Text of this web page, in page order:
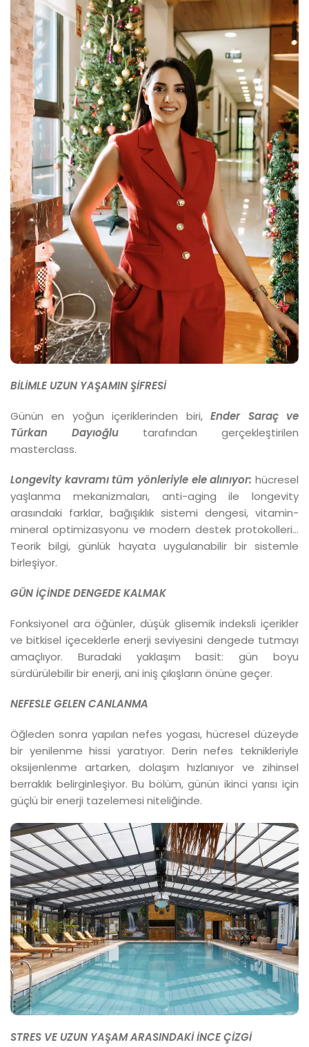
BİLİMLE UZUN YAŞAMIN ŞİFRESİ
Günün en yoğun içeriklerinden biri,Ender Saraç ve
Türkan Dayıoğlu tarafından gerçekleştirilen
masterclass.
Longevity kavramı tüm yönleriyle ele alınıyor: hücresel
yaşlanma mekanizmaları, anti-aging ile longevity
arasındaki farklar, bağışıklık sistemi dengesi, vitamin-
mineral optimizasyonu ve modern destek protokolleri…
Teorik bilgi, günlük hayata uygulanabilir bir sistemle
birleşiyor.
GÜN İÇİNDE DENGEDE KALMAK
Fonksiyonel ara öğünler, düşük glisemik indeksli içerikler
ve bitkisel içeceklerle enerji seviyesini dengede tutmayı
amaçlıyor. Buradaki yaklaşım basit: gün boyu
sürdürülebilir bir enerji, ani iniş çıkışların önüne geçer.
NEFESLE GELEN CANLANMA
Öğleden sonra yapılan nefes yogası, hücresel düzeyde
bir yenilenme hissi yaratıyor. Derin nefes teknikleriyle
oksijenlenme artarken, dolaşım hızlanıyor ve zihinsel
berraklık belirginleşiyor. Bu bölüm, günün ikinci yarısı için
güçlü bir enerji tazelemesi niteliğinde.
STRES VE UZUN YAŞAM ARASINDAKİ İNCE ÇİZGİ